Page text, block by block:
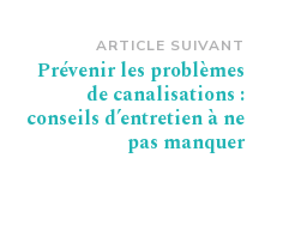
ARTICLE SUIVANT
Prévenir les problèmes
de canalisations :
conseils d’entretien à ne
pas manquer